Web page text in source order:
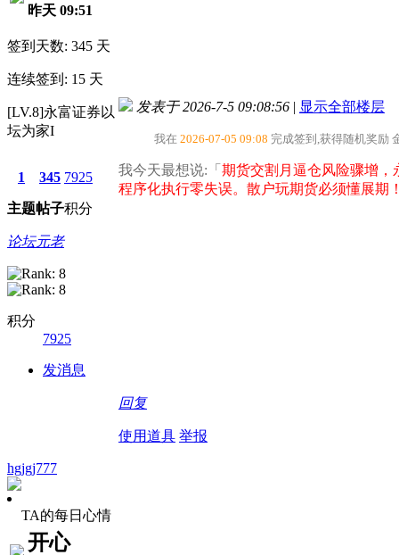
昨天 09:51
签到天数: 345 天
连续签到: 15 天
[LV.8]永富证券以
坛为家I
1
主题
345
帖子
7925
积分
论坛元老
积分
7925
发消息
发表于 2026-7-5 09:08:56 | 显示全部楼层
我在 2026-07-05 09:08 完成签到,获得随机奖励
我今天最想说:「 期货交割月逼仓风险骤增，
程序化执行零失误。散户玩期货必须懂展期
回复
使用道具 举报
hgjgj777
TA的每日心情
开心